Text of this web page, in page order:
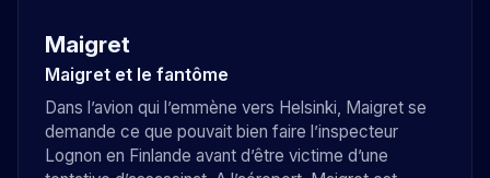
Maigret
Maigret et le fantôme
Dans l’avion qui l’emmène vers Helsinki, Maigret se
demande ce que pouvait bien faire l’inspecteur
Lognon en Finlande avant d’être victime d’une